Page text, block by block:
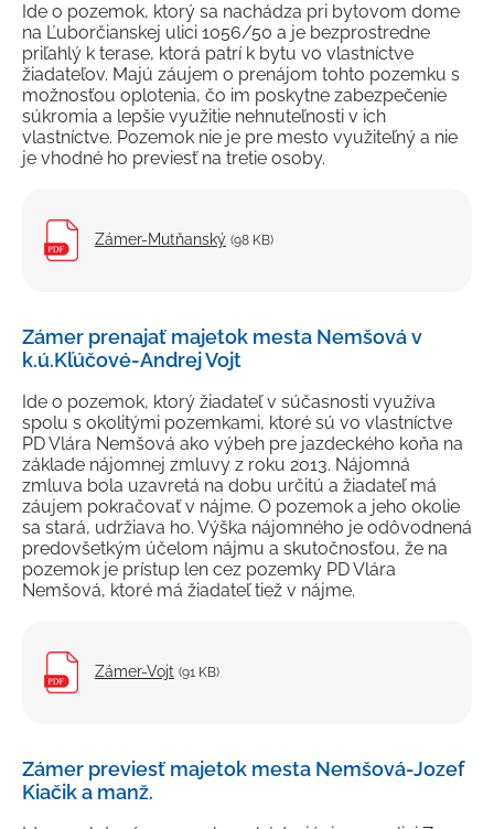
Ide o pozemok, ktorý sa nachádza pri bytovom dome
na Ľuborčianskej ulici 1056/50 a je bezprostredne
priľahlý k terase, ktorá patrí k bytu vo vlastníctve
žiadateľov. Majú záujem o prenájom tohto pozemku s
možnosťou oplotenia, čo im poskytne zabezpečenie
súkromia a lepšie využitie nehnuteľnosti v ich
vlastníctve. Pozemok nie je pre mesto využiteľný a nie
je vhodné ho previesť na tretie osoby.
Zámer-Mutňanský (98 KB)
Zámer prenajať majetok mesta Nemšová v
k.ú.Kľúčové-Andrej Vojt
Ide o pozemok, ktorý žiadateľ v súčasnosti využíva
spolu s okolitými pozemkami, ktoré sú vo vlastníctve
PD Vlára Nemšová ako výbeh pre jazdeckého koňa na
základe nájomnej zmluvy z roku 2013. Nájomná
zmluva bola uzavretá na dobu určitú a žiadateľ má
záujem pokračovať v nájme. O pozemok a jeho okolie
sa stará, udržiava ho. Výška nájomného je odôvodnená
predovšetkým účelom nájmu a skutočnosťou, že na
pozemok je prístup len cez pozemky PD Vlára
Nemšová, ktoré má žiadateľ tiež v nájme.
Zámer-Vojt (91 KB)
Zámer previesť majetok mesta Nemšová-Jozef
Kiačik a manž.